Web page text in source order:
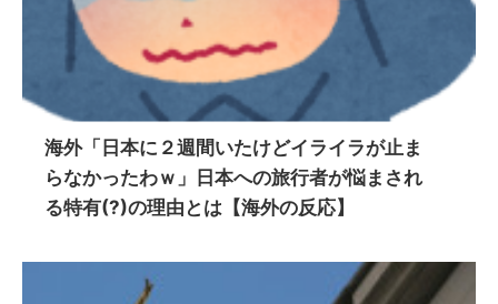
海外「日本に２週間いたけどイライラが止ま
らなかったわｗ」日本への旅行者が悩まされ
る特有(?)の理由とは【海外の反応】